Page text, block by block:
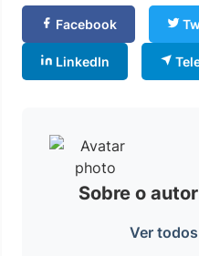
Facebook
LinkedIn
Sobre o
Ver